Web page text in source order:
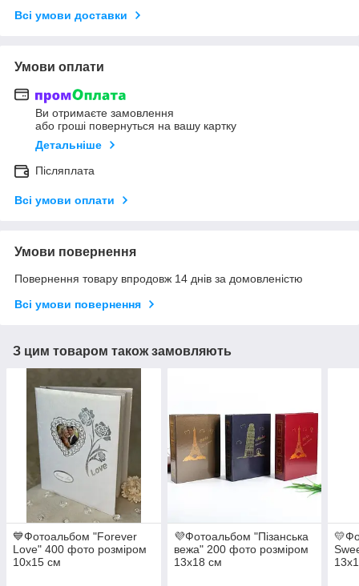
Всі умови доставки
Умови оплати
Ви отримаєте замовлення
або гроші повернуться на вашу картку
Детальніше
Післяплата
Всі умови оплати
Умови повернення
Повернення товару впродовж 14 днів за домовленістю
Всі умови повернення
З цим товаром також замовляють
💙Фотоальбом "Forever
Love" 400 фото розміром
10x15 см
💜Фотоальбом "Пізанська
вежа" 200 фото розміром
13х18 см